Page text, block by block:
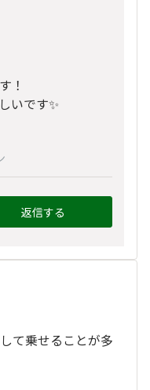
！
いです✨
返信する
て乗せることが多